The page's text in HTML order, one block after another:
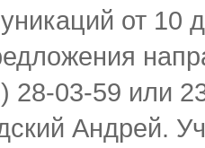
от 10
28-03-59 или
Андрей.